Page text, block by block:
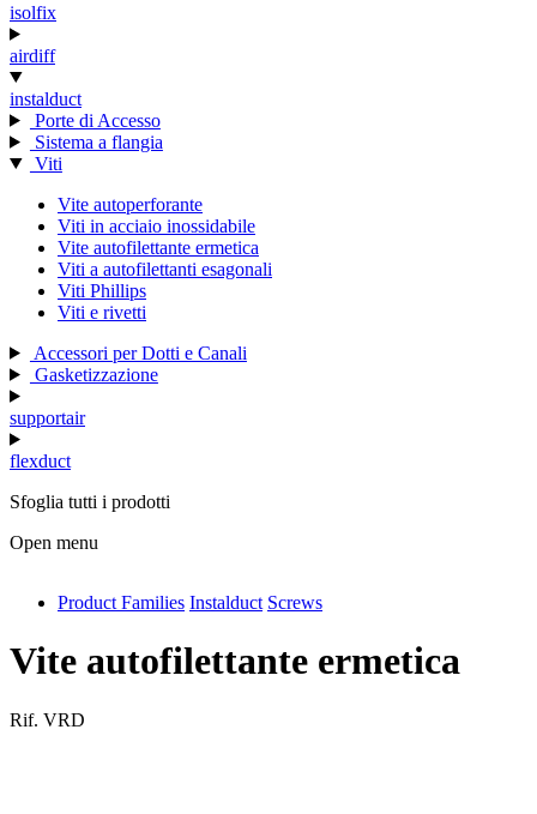
isolfix
airdiff
instalduct
Porte di Accesso
Sistema a flangia
Viti
Vite autoperforante
Viti in acciaio inossidabile
Vite autofilettante ermetica
Viti a autofilettanti esagonali
Viti Phillips
Viti e rivetti
Accessori per Dotti e Canali
Gasketizzazione
supportair
flexduct
Sfoglia tutti i prodotti
Open menu
antivib
Product Families Instalduct Screws
Vite autofilettante ermetica
Rif. VRD